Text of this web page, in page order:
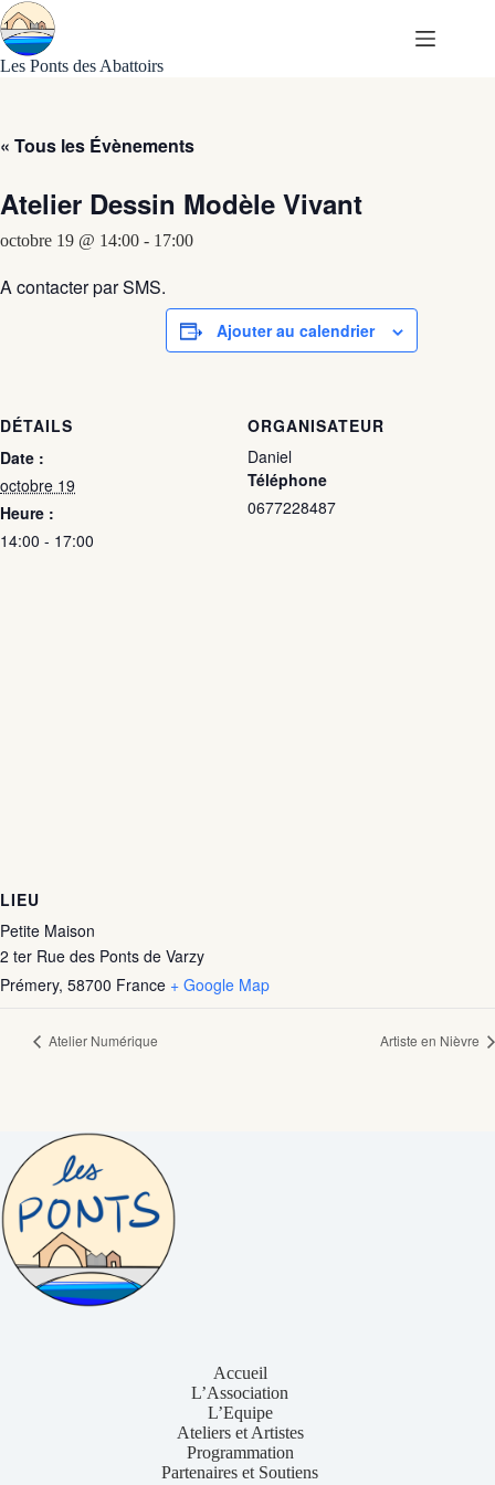
Passer
au
contenu
Les Ponts des Abattoirs
« Tous les Évènements
Atelier Dessin Modèle Vivant
octobre 19 @ 14:00 - 17:00
A contacter par SMS.
Ajouter au calendrier
DÉTAILS
Date :
octobre 19
Heure :
14:00 - 17:00
ORGANISATEUR
Daniel
Téléphone
0677228487
LIEU
Petite Maison
2 ter Rue des Ponts de Varzy
Prémery, 58700 France + Google Map
Atelier Numérique Artiste en Nièvre
Accueil
L’Association
L’Equipe
Ateliers et Artistes
Programmation
Partenaires et Soutiens